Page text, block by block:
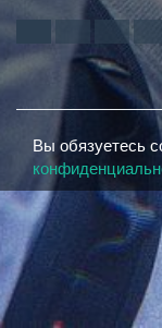
Вы обязуетесь